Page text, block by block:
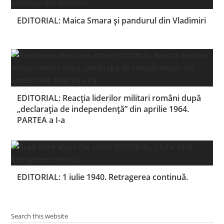
EDITORIAL: Maica Smara și pandurul din Vladimiri
EDITORIAL: Reacţia liderilor militari români după
„declaraţia de independenţă” din aprilie 1964.
PARTEA a I-a
EDITORIAL: 1 iulie 1940. Retragerea continuă.
Search this website